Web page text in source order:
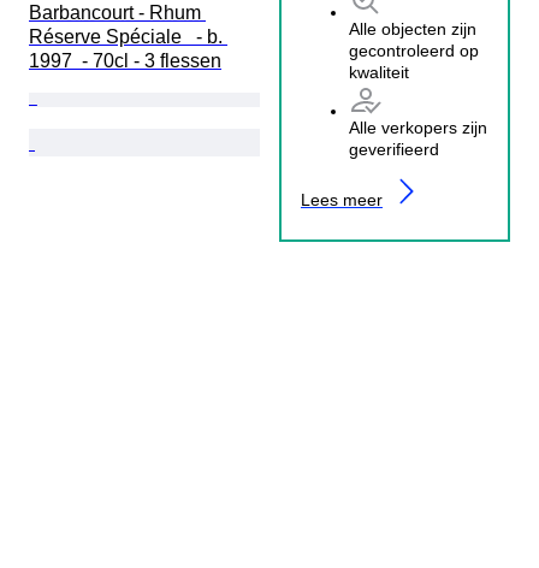
Alle objecten zijn
gecontroleerd op
kwaliteit
Alle verkopers zijn
geverifieerd
Lees meer
Barbancourt - Rhum
Réserve Spéciale   - b.
1997  - 70cl - 3 flessen